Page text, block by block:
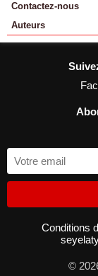
Contactez-nous
Auteurs
Conditions
©